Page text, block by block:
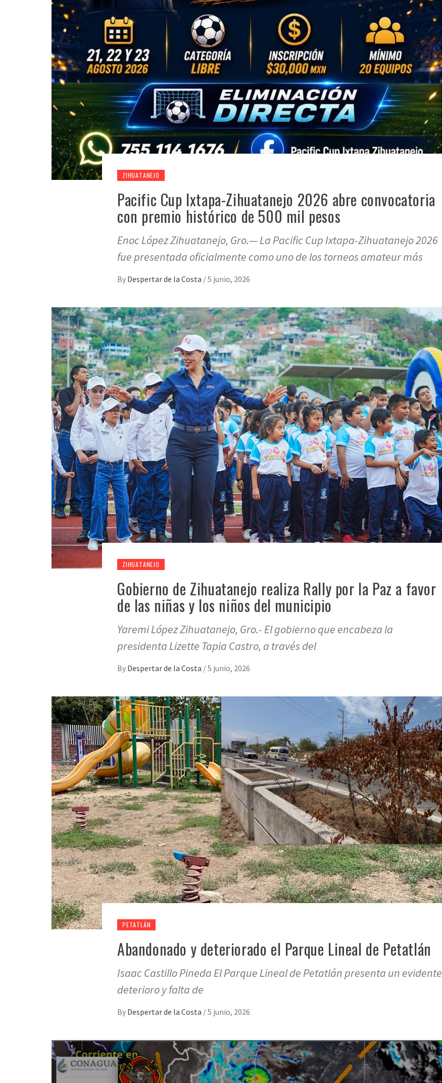
ZIHUATANEJO
Pacific Cup Ixtapa-Zihuatanejo 2026 abre convocatoria
con premio histórico de 500 mil pesos
Enoc López Zihuatanejo, Gro.— La Pacific Cup Ixtapa-Zihuatanejo 2026
fue presentada oficialmente como uno de los torneos amateur más
By Despertar de la Costa /5 junio, 2026
ZIHUATANEJO
Gobierno de Zihuatanejo realiza Rally por la Paz a favor
de las niñas y los niños del municipio
Yaremi López Zihuatanejo, Gro.- El gobierno que encabeza la
presidenta Lizette Tapia Castro, a través del
By Despertar de la Costa /5 junio, 2026
PETATLÁN
Abandonado y deteriorado el Parque Lineal de Petatlán
Isaac Castillo Pineda El Parque Lineal de Petatlán presenta un evidente
deterioro y falta de
By Despertar de la Costa /5 junio, 2026